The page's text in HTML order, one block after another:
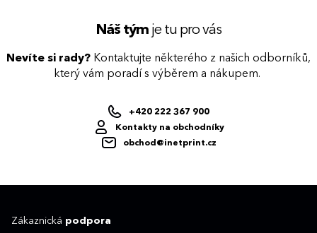
Náš týmje tu pro vás
Nevíte si rady? Kontaktujte některého z našich odborníků,
který vám poradí s výběrem a nákupem.
+420 222 367 900
Kontakty na obchodníky
obchod@inetprint.cz
Zákaznická podpora